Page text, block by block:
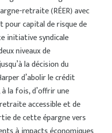
retraite (RÉER) avec
pour capital de risque de
initiative syndicale
niveaux de
la décision du
d’abolir le crédit
la fois, d’offrir une
accessible et de
de cette épargne vers